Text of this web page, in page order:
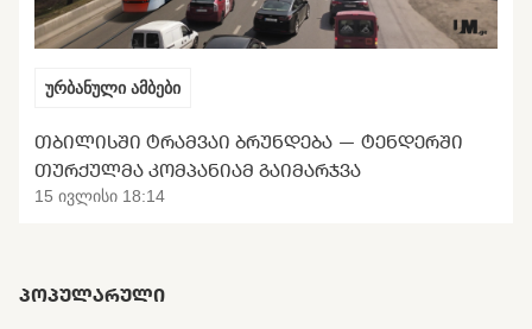
ურბანული ამბები
ᲗᲑᲘᲚᲘᲡᲨᲘ ᲢᲠᲐᲛᲕᲐᲘ ᲑᲠᲣᲜᲓᲔᲑᲐ — ᲢᲔᲜᲓᲔᲠᲨᲘ
ᲗᲣᲠᲥᲣᲚᲛᲐ ᲙᲝᲛᲞᲐᲜᲘᲐᲛ ᲒᲐᲘᲛᲐᲠᲯᲕᲐ
15 ივლისი 18:14
ᲞᲝᲞᲣᲚᲐᲠᲣᲚᲘ